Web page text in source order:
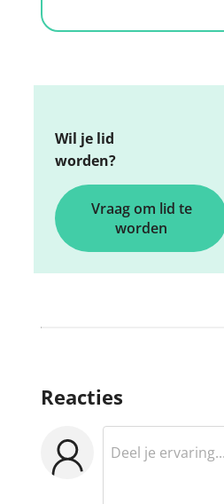
Wil je lid
worden?
Vraag om lid te
worden
Reacties